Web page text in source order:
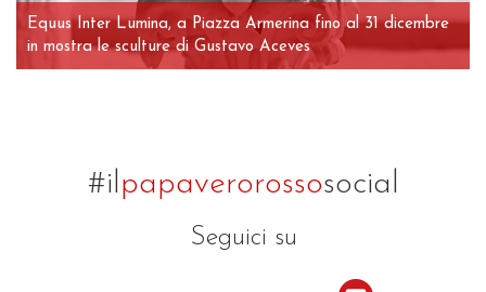
Equus Inter Lumina, a Piazza Armerina fino al 31 dicembre
in mostra le sculture di Gustavo Aceves
#ilpapaverorossosocial
Seguici su